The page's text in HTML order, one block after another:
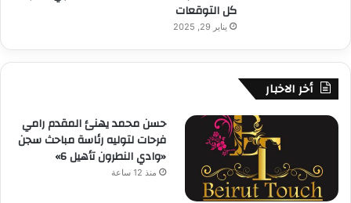
كل التوقعات
يناير 29, 2025
أخر الاخبار
حسن محمد يهنئ المقدم رامي
فرحات لتوليه رئاسة مباحث سجن
«وادي النطرون تأهيل 6»
منذ 12 ساعة